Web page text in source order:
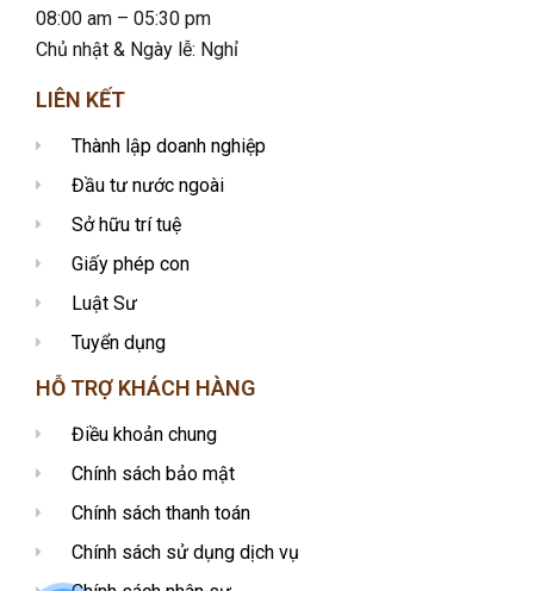
08:00 am – 05:30 pm
Chủ nhật & Ngày lễ: Nghỉ
LIÊN KẾT
Thành lập doanh nghiệp
Đầu tư nước ngoài
Sở hữu trí tuệ
Giấy phép con
Luật Sư
Tuyển dụng
HỖ TRỢ KHÁCH HÀNG
Điều khoản chung
Chính sách bảo mật
Chính sách thanh toán
Chính sách sử dụng dịch vụ